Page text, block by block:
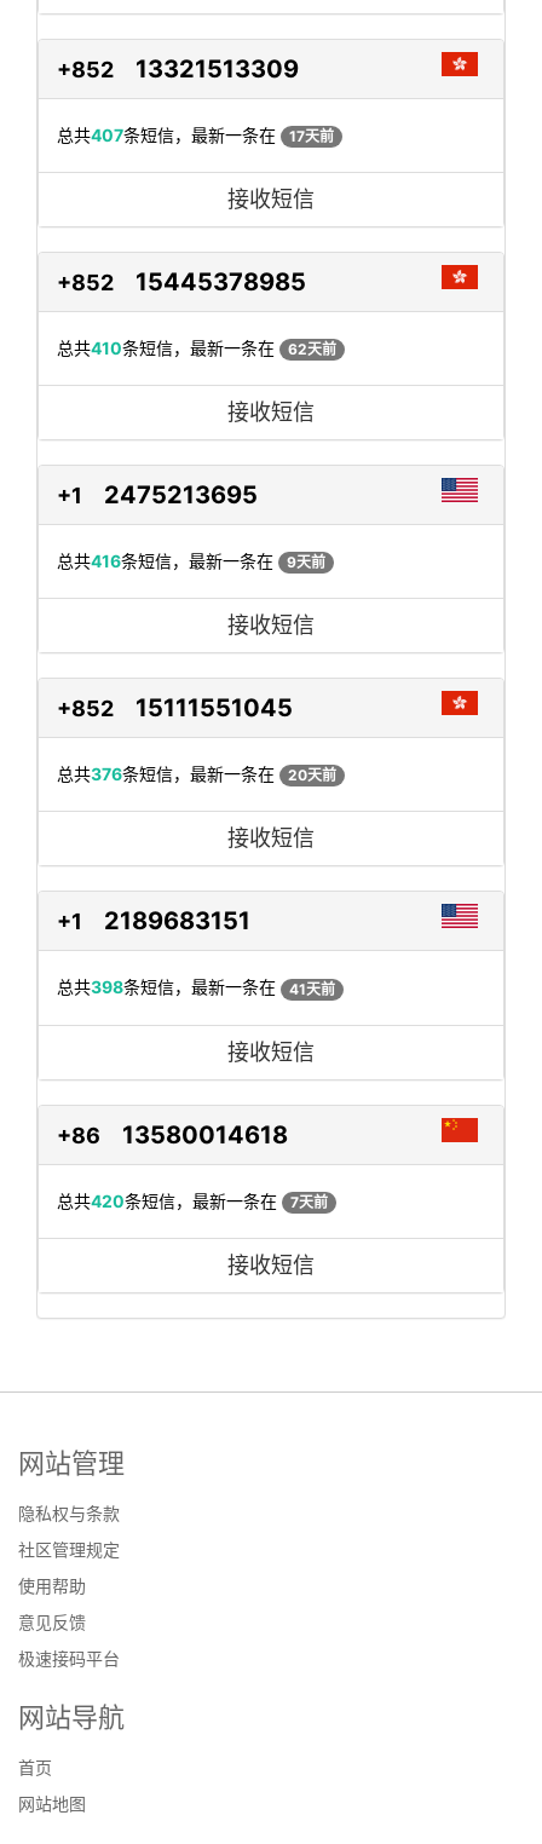
+852 13321513309
总共407条短信，最新一条在 17天前
接收短信
+852 15445378985
总共410条短信，最新一条在 62天前
接收短信
+1 2475213695
总共416条短信，最新一条在 9天前
接收短信
+852 15111551045
总共376条短信，最新一条在 20天前
接收短信
+1 2189683151
总共398条短信，最新一条在 41天前
接收短信
+86 13580014618
总共420条短信，最新一条在 7天前
接收短信
网站管理
隐私权与条款
社区管理规定
使用帮助
意见反馈
极速接码平台
网站导航
首页
网站地图